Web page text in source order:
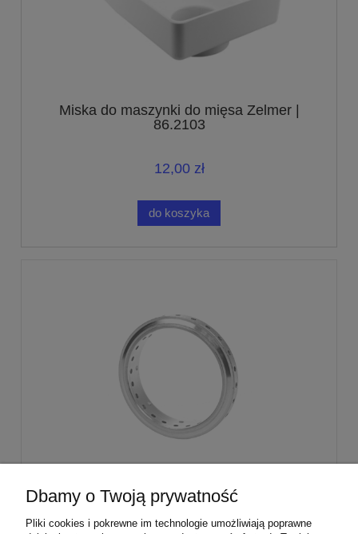
Miska do maszynki do mięsa Zelmer |
86.2103
12,00 zł
do koszyka
Stabilizator palnika średniego Sabaf Amica
Mastercook
Dbamy o Twoją prywatność
Pliki cookies i pokrewne im technologie umożliwiają poprawne